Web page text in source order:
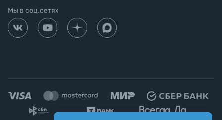
Мы в соц.сетях